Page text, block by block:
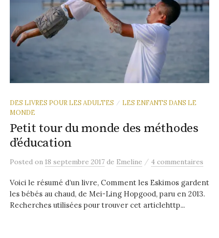
DES LIVRES POUR LES ADULTES / LES ENFANTS DANS LE
MONDE
Petit tour du monde des méthodes
d’éducation
Posted on 18 septembre 2017 de Emeline / 4 commentaires
Voici le résumé d’un livre, Comment les Eskimos gardent
les bébés au chaud, de Mei-Ling Hopgood, paru en 2013.
Recherches utilisées pour trouver cet articlehttp...